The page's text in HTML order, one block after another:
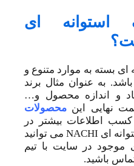
استوانه ای
بسته به موارد متنوع و
به عنوان مثال برند
و اندازه محصول و…
نهایی این محصولات
اطلاعات بیشتر در
خصوص قیمت رولبرینگ استوانه ای NACHI می توانید
موجود در سایت با تیم
باشید.